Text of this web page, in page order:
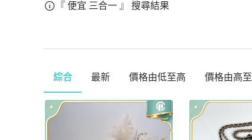
『 便宜 三合一 』 搜尋結果
綜合 最新 價格由低至高 價格由高